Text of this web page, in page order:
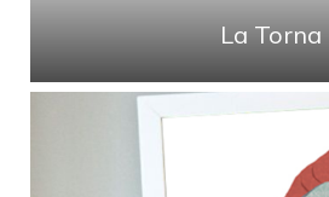
La Torna